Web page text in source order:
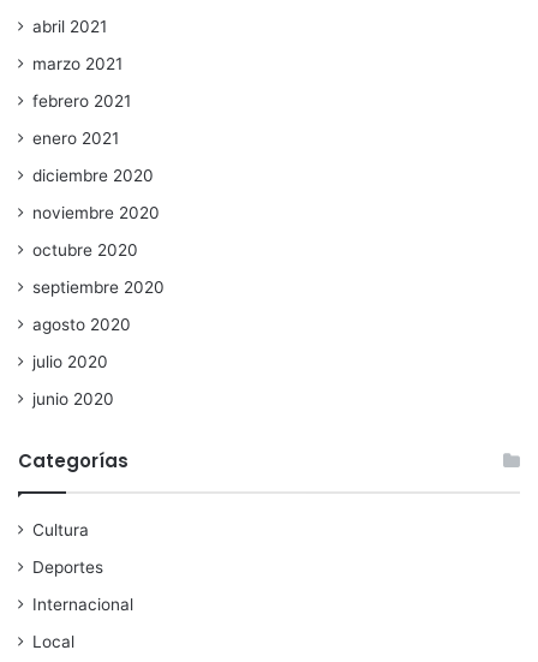
abril 2021
marzo 2021
febrero 2021
enero 2021
diciembre 2020
noviembre 2020
octubre 2020
septiembre 2020
agosto 2020
julio 2020
junio 2020
Categorías
Cultura
Deportes
Internacional
Local